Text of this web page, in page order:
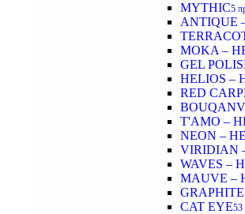
MYTHIC5
ANTIQUE
MOKA –
GEL
HELIOS –
RED
T'AMO –
NEON –
VIRIDIAN
WAVES –
MAUVE –
CAT EYE53